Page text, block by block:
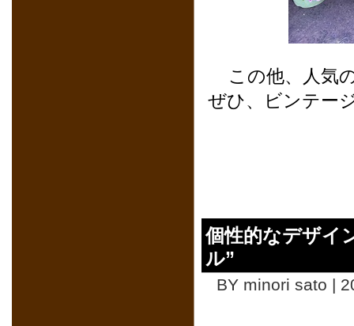
この他、人気
ぜひ、ビンテー
個性的なデザ
ル”
BY minori sato |